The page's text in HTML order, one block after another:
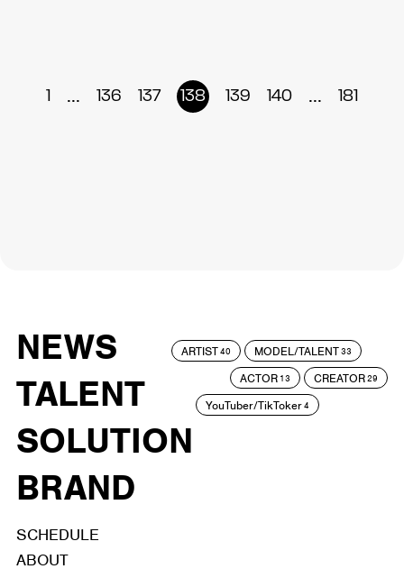
1 ... 136 137 138 139 140 ... 181
NEWS
TALENT
SOLUTION
BRAND
ARTIST40 MODEL/TALENT33
ACTOR 13 CREATOR29
YouTuber/TikToker4
SCHEDULE
ABOUT